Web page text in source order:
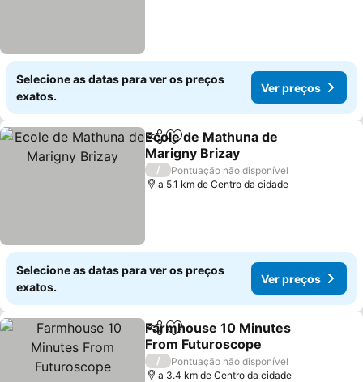
Selecione as datas para ver os preços
exatos.
Ver preços
PartilharAdicionar aos favoritos
Ecole de Mathuna de
Marigny Brizay
Ver preços
/
Pontuação não disponível
a 5.1 km de Centro da cidade
Selecione as datas para ver os preços
exatos.
Ver preços
PartilharAdicionar aos favoritos
Farmhouse 10 Minutes
From Futuroscope
Ver preços
/
Pontuação não disponível
a 3.4 km de Centro da cidade